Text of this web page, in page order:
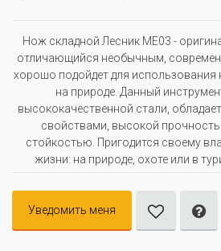
Нож складной Лесник ME03 -
отличающийся необычным,
хорошо подойдет для использования
на природе. Данный
высококачественной стали,
свойствами, высокой
стойкостью. Пригодится своему
жизни: на природе, охоте или в
Уведомить меня